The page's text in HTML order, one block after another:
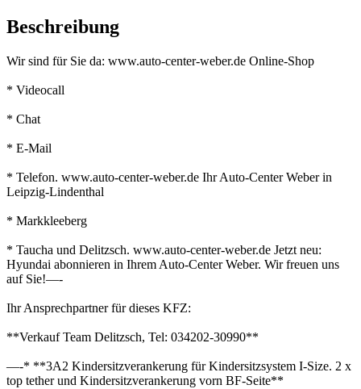
Beschreibung
Wir sind für Sie da: www.auto-center-weber.de Online-Shop
* Videocall
* Chat
* E-Mail
* Telefon. www.auto-center-weber.de Ihr Auto-Center Weber in
Leipzig-Lindenthal
* Markkleeberg
* Taucha und Delitzsch. www.auto-center-weber.de Jetzt neu:
Hyundai abonnieren in Ihrem Auto-Center Weber. Wir freuen uns
auf Sie!—-
Ihr Ansprechpartner für dieses KFZ:
**Verkauf Team Delitzsch, Tel: 034202-30990**
—-* **3A2 Kindersitzverankerung für Kindersitzsystem I-Size. 2 x
top tether und Kindersitzverankerung vorn BF-Seite**